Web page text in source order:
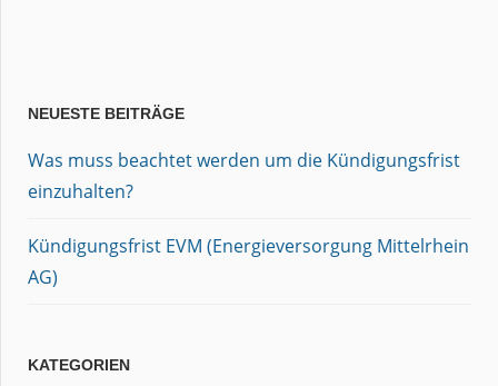
NEUESTE BEITRÄGE
Was muss beachtet werden um die Kündigungsfrist
einzuhalten?
Kündigungsfrist EVM (Energieversorgung Mittelrhein
AG)
KATEGORIEN